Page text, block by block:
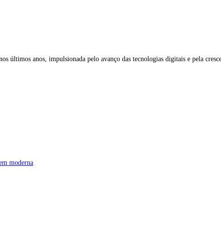
últimos anos, impulsionada pelo avanço das tecnologias digitais e pela
moderna